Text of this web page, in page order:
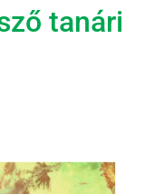
tanári